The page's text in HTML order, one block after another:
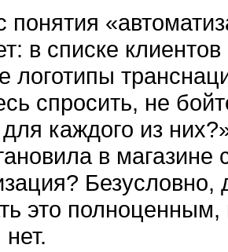
понятия
в списке
логотипы
спросить, не
каждого из
в магазине
это